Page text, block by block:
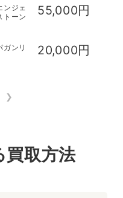
買取相場金額(新品)
ンジェ
トーン
55,000円
ンリ
20,000円
❯
買取方法